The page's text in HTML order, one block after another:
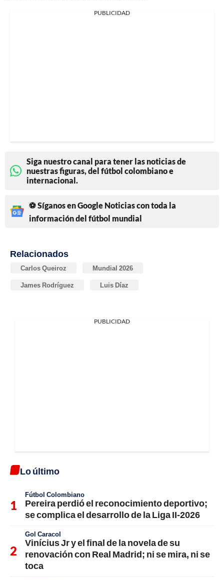
PUBLICIDAD
Siga nuestro canal para tener las noticias de
nuestras figuras, del fútbol colombiano e
internacional.
⚽ Síganos en Google Noticias con toda la
información del fútbol mundial
Relacionados
Carlos Queiroz Mundial 2026
James Rodríguez Luis Díaz
PUBLICIDAD
Lo último
Fútbol Colombiano
Pereira perdió el reconocimiento deportivo;
se complica el desarrollo de la Liga II-2026
Gol Caracol
Vinícius Jr y el final de la novela de su
renovación con Real Madrid; ni se mira, ni se
toca